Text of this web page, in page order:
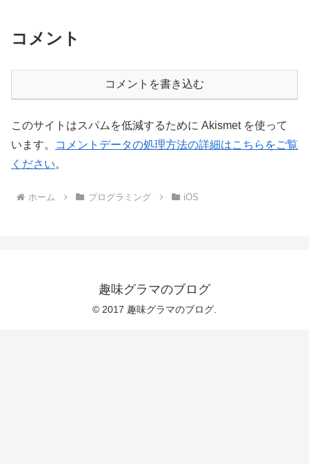
コメント
コメントを書き込む
このサイトはスパムを低減するために Akismet を使って
います。
コメントデータの処理方法の詳細はこちらをご覧
ください。
ホーム プログラミング iOS
趣味グラマのブログ
© 2017 趣味グラマのブログ.